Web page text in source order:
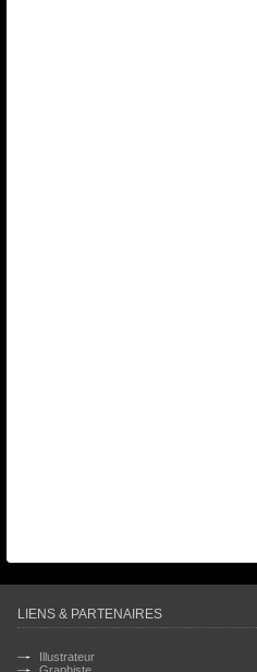
LIENS & PARTENAIRES
Illustrateur